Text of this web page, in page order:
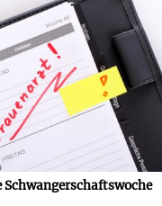
Schwangerschaftswoche